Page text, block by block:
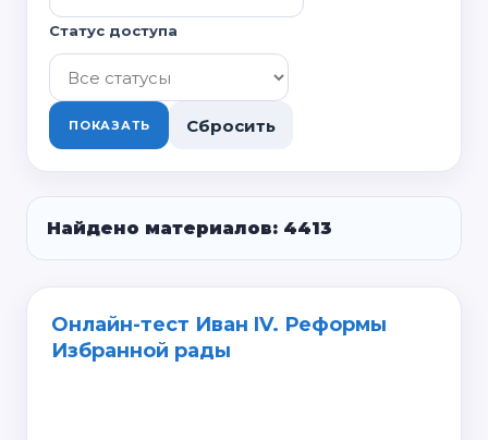
Статус доступа
ПОКАЗАТЬ Сбросить
Найдено материалов: 4413
Онлайн-тест Иван IV. Реформы
Избранной рады